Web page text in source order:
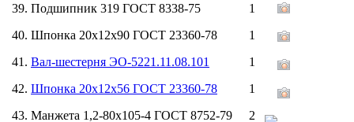
39. Подшипник 319 ГОСТ 8338-75
40. Шпонка 20х12х90 ГОСТ 23360-78
41. Вал-шестерня ЭО-5221.11.08.101
42. Шпонка 20х12х56 ГОСТ 23360-78
43. Манжета 1,2-80х105-4 ГОСТ 8752-79
1
1
1
1
2